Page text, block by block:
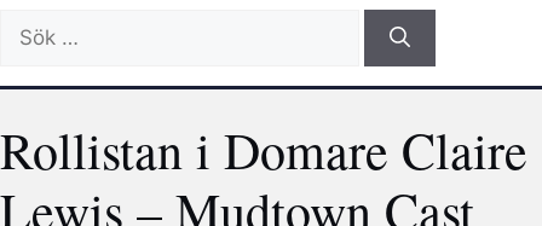
Sök
efter:
Rollistan i Domare Claire
Lewis – Mudtown Cast